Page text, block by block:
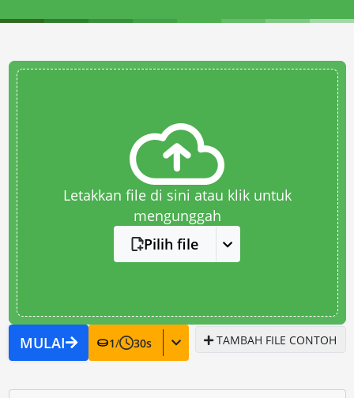
Letakkan file di sini atau klik untuk
mengunggah
Pilih file
MULAI 1/ 30s TAMBAH FILE CONTOH